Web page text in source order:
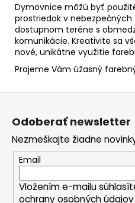
Dymovnice môžú byť
prostriedok v
dostupnom teréne s
komunikácie. Kreativite sa
nové, unikátne využitie
Prajeme Vám úžasný
Z
Odoberať newsletter
Nezmeškajte žiadne
Email
Vložením e-mailu
ochrany osobných údajov